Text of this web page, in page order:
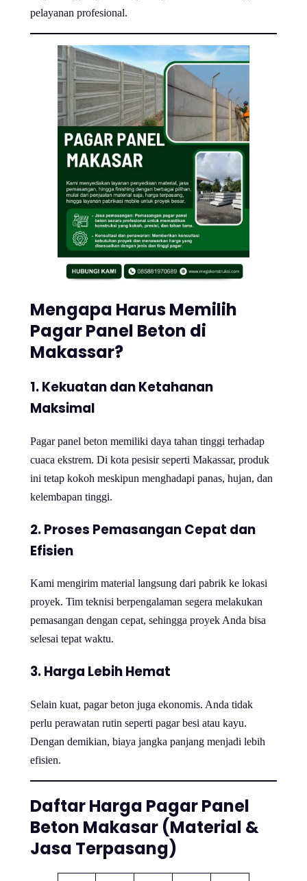
pelayanan profesional.
Mengapa Harus Memilih
Pagar Panel Beton di
Makassar?
1. Kekuatan dan Ketahanan
Maksimal
Pagar panel beton memiliki daya tahan tinggi terhadap
cuaca ekstrem. Di kota pesisir seperti Makassar, produk
ini tetap kokoh meskipun menghadapi panas, hujan, dan
kelembapan tinggi.
2. Proses Pemasangan Cepat dan
Efisien
Kami mengirim material langsung dari pabrik ke lokasi
proyek. Tim teknisi berpengalaman segera melakukan
pemasangan dengan cepat, sehingga proyek Anda bisa
selesai tepat waktu.
3. Harga Lebih Hemat
Selain kuat, pagar beton juga ekonomis. Anda tidak
perlu perawatan rutin seperti pagar besi atau kayu.
Dengan demikian, biaya jangka panjang menjadi lebih
efisien.
Daftar Harga Pagar Panel
Beton Makasar (Material &
Jasa Terpasang)